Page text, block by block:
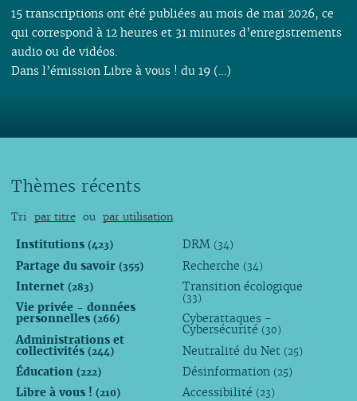
15 transcriptions ont été publiées au mois de mai 2026, ce
qui correspond à 12 heures et 31 minutes d’enregistrements
audio ou de vidéos.
Dans l’émission Libre à vous ! du 19 (…)
Thèmes récents
Tri par titre ou par utilisation
Institutions (423)
Partage du savoir (355)
Internet (283)
Vie privée - données
personnelles (266)
Administrations et
collectivités (244)
Éducation (222)
Libre à vous ! (210)
DRM (34)
Recherche (34)
Transition écologique
(33)
Cyberattaques -
Cybersécurité (30)
Neutralité du Net (25)
Désinformation (25)
Accessibilité (23)